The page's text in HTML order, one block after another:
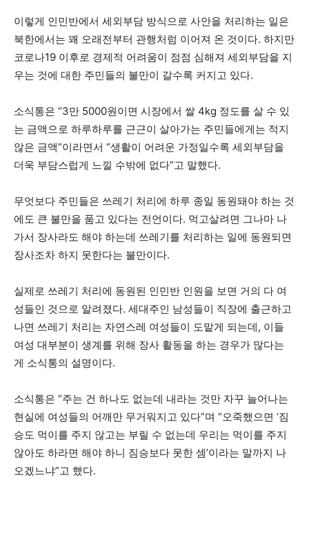
이렇게 인민반에서 세외부담 방식으로 사안을 처리하는 일은
북한에서는 꽤 오래전부터 관행처럼 이어져 온 것이다. 하지만
코로나19 이후로 경제적 어려움이 점점 심해져 세외부담을 지
우는 것에 대한 주민들의 불만이 갈수록 커지고 있다.
소식통은 “3만 5000원이면 시장에서 쌀 4kg 정도를 살 수 있
는 금액으로 하루하루를 근근이 살아가는 주민들에게는 적지
않은 금액”이라면서 “생활이 어려운 가정일수록 세외부담을
더욱 부담스럽게 느낄 수밖에 없다”고 말했다.
무엇보다 주민들은 쓰레기 처리에 하루 종일 동원돼야 하는 것
에도 큰 불만을 품고 있다는 전언이다. 먹고살려면 그나마 나
가서 장사라도 해야 하는데 쓰레기를 처리하는 일에 동원되면
장사조차 하지 못한다는 불만이다.
실제로 쓰레기 처리에 동원된 인민반 인원을 보면 거의 다 여
성들인 것으로 알려졌다. 세대주인 남성들이 직장에 출근하고
나면 쓰레기 처리는 자연스레 여성들이 도맡게 되는데, 이들
여성 대부분이 생계를 위해 장사 활동을 하는 경우가 많다는
게 소식통의 설명이다.
소식통은 “주는 건 하나도 없는데 내라는 것만 자꾸 늘어나는
현실에 여성들의 어깨만 무거워지고 있다”며 “오죽했으면 ‘짐
승도 먹이를 주지 않고는 부릴 수 없는데 우리는 먹이를 주지
않아도 하라면 해야 하니 짐승보다 못한 셈’이라는 말까지 나
오겠느냐”고 했다.